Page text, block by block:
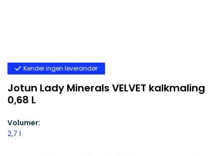
Kender ingen leverandør
Jotun Lady Minerals VELVET kalkmaling
0,68 L
Volumer:
2,7 l